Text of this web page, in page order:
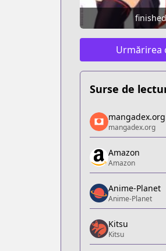
finished
Urmărirea
Surse de
mangadex.org
mangadex.org
https://
Amazon
Amazon
https://
Anime-Planet
Anime-Planet
https://
Kitsu
mangadex.org
mangadex.org
Amazon
Amazon
Anime-Planet
Anime-Planet
Kitsu
Kitsu